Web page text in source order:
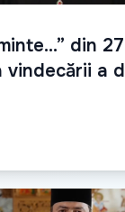
din
vindecării a